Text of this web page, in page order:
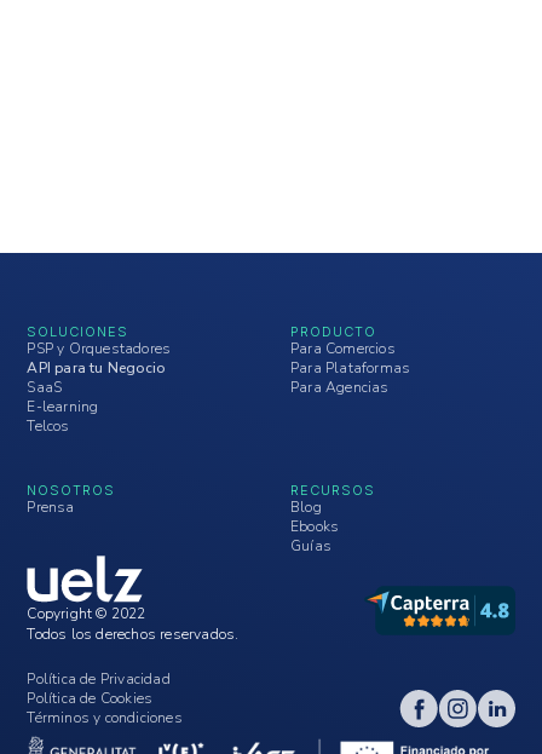
SOLUCIONES
PSP y Orquestadores
API para tu Negocio
SaaS
E-learning
Telcos
PRODUCTO
Para Comercios
Para Plataformas
Para Agencias
NOSOTROS
Prensa
RECURSOS
Blog
Ebooks
Guías
Copyright © 2022
Todos los derechos reservados.
Política de Privacidad
Política de Cookies
Términos y condiciones